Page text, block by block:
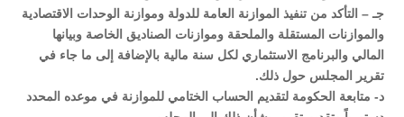
جـ – التأكد من تنفيذ الموازنة العامة للدولة وموازنة الوحدات الاقتصادية
والموازنات المستقلة والملحقة وموازنات الصناديق الخاصة وبيانها
المالي والبرنامج الاستثماري لكل سنة مالية بالإضافة إلى ما جاء في
تقرير المجلس حول ذلك.
د‌- متابعة الحكومة لتقديم الحساب الختامي للموازنة في موعده المحدد